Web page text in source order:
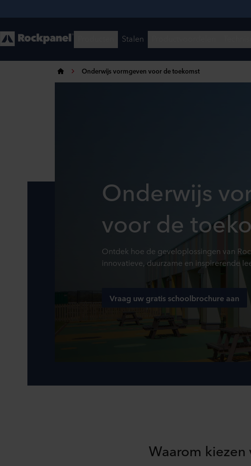
Onderwijs vormgeven voor de toekomst
Onderwijs
voor de
Ontdek hoe de geveloplossingen van
innovatieve, duurzame en inspirerende
Vraag uw gratis schoolbrochure aan
Waarom